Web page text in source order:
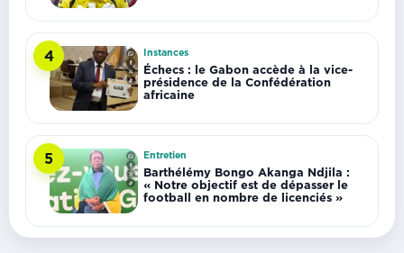
4 Instances
Échecs : le Gabon accède à la vice-
présidence de la Confédération
africaine
5 Entretien
Barthélémy Bongo Akanga Ndjila :
« Notre objectif est de dépasser le
football en nombre de licenciés »